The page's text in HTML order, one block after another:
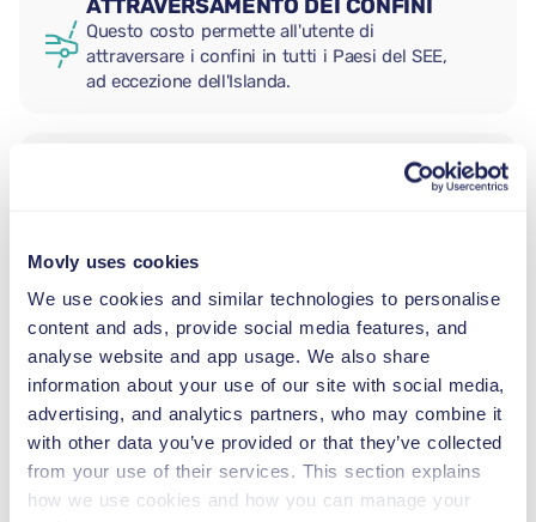
Movly uses cookies
We use cookies and similar technologies to personalise
content and ads, provide social media features, and
analyse website and app usage. We also share
information about your use of our site with social media,
advertising, and analytics partners, who may combine it
with other data you’ve provided or that they’ve collected
from your use of their services. This section explains
how we use cookies and how you can manage your
ATTRAVERSAMENTO DEI CONFINI
Questo costo permette all'utente di
attraversare i confini in tutti i Paesi del SEE,
ad eccezione dell'Islanda.
SEGGIOLINO NEONATO
2,5–13 kg
SEGGIOLINO PER BAMBINI
9–18 kg
SEGGIOLINO ALZABIMBO
15–36 kg